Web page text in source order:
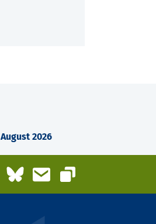
2026
LinkedInBlueskyE-Mail
Link kopieren